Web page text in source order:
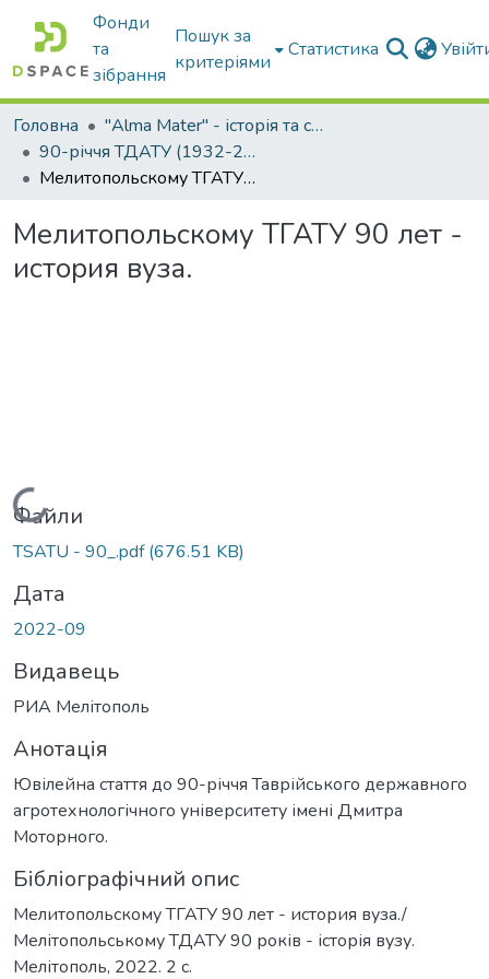
Фонди
та
зібрання
Пошук за
критеріями
Статистика
Головна
"Alma Mater" - історія та сьогодення Університету
90-річчя ТДАТУ (1932-2022)
Мелитопольскому ТГАТУ 90 лет - история вуза.
Мелитопольскому ТГАТУ 90 лет -
история вуза.
Вантажиться...
Файли
TSATU - 90_.pdf(676.51 KB)
Дата
2022-09
Видавець
РИА Мелітополь
Анотація
Ювілейна стаття до 90-річчя Таврійського державного
агротехнологічного університету імені Дмитра
Моторного.
Бібліографічний опис
Мелитопольскому ТГАТУ 90 лет - история вуза./
Мелітопольському ТДАТУ 90 років - історія вузу.
Мелітополь, 2022. 2 с.